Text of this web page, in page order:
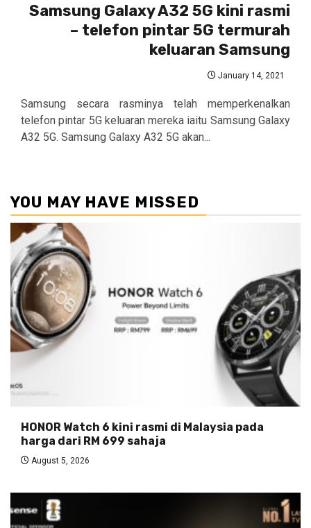
Samsung Galaxy A32 5G kini rasmi
– telefon pintar 5G termurah
keluaran Samsung
January 14, 2021
Samsung secara rasminya telah memperkenalkan
telefon pintar 5G keluaran mereka iaitu Samsung Galaxy
A32 5G. Samsung Galaxy A32 5G akan...
YOU MAY HAVE MISSED
HONOR Watch 6 kini rasmi di Malaysia pada
harga dari RM 699 sahaja
August 5, 2026